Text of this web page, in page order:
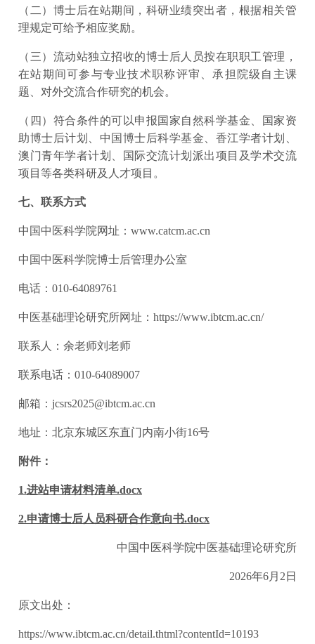
（二）博士后在站期间，科研业绩突出者，根据相关管
理规定可给予相应奖励。
（三）流动站独立招收的博士后人员按在职职工管理，
在站期间可参与专业技术职称评审、承担院级自主课
题、对外交流合作研究的机会。
（四）符合条件的可以申报国家自然科学基金、国家资
助博士后计划、中国博士后科学基金、香江学者计划、
澳门青年学者计划、国际交流计划派出项目及学术交流
项目等各类科研及人才项目。
七、联系方式
中国中医科学院网址：www.catcm.ac.cn
中国中医科学院博士后管理办公室
电话：010-64089761
中医基础理论研究所网址：https://www.ibtcm.ac.cn/
联系人：余老师刘老师
联系电话：010-64089007
邮箱：jcsrs2025@ibtcm.ac.cn
地址：北京东城区东直门内南小街16号
附件：
1.进站申请材料清单.docx
2.申请博士后人员科研合作意向书.docx
中国中医科学院中医基础理论研究所
2026年6月2日
原文出处：
https://www.ibtcm.ac.cn/detail.thtml?contentId=10193